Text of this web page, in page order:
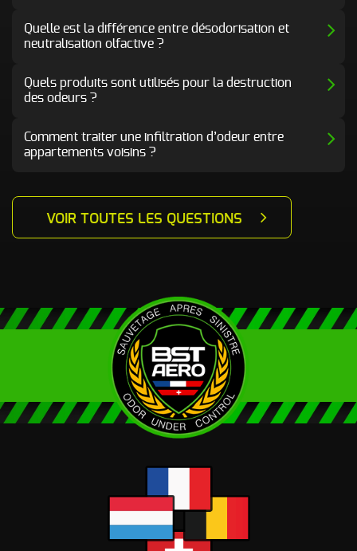
Quelle est la différence entre désodorisation et
neutralisation olfactive ?
Quels produits sont utilisés pour la destruction
des odeurs ?
Comment traiter une infiltration d’odeur entre
appartements voisins ?
VOIR TOUTES LES QUESTIONS